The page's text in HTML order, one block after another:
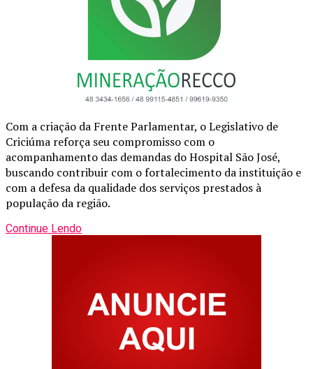
Com a criação da Frente Parlamentar, o Legislativo de
Criciúma reforça seu compromisso com o
acompanhamento das demandas do Hospital São José,
buscando contribuir com o fortalecimento da instituição e
com a defesa da qualidade dos serviços prestados à
população da região.
Continue Lendo